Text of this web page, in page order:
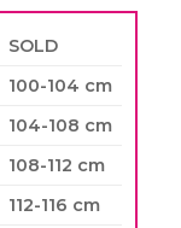
SOLD
100-104 cm
104-108 cm
108-112 cm
112-116 cm